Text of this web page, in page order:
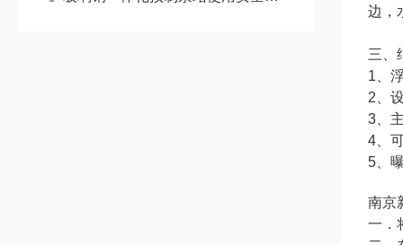
边，
三、
1、
2、
3、
4、
5、
南京
一．